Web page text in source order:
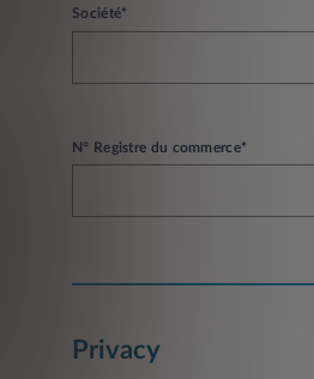
Société*
N° Registre du commerce*
Privacy